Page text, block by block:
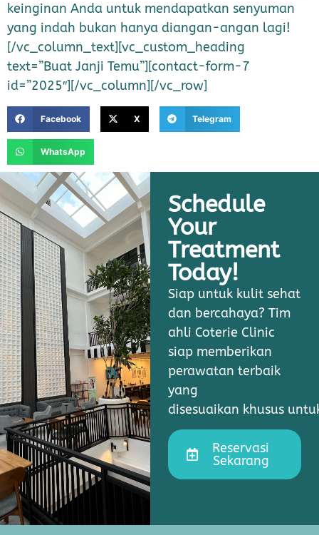
keinginan Anda untuk mendapatkan senyuman
yang indah bukan hanya diangan-angan lagi!
[/vc_column_text][vc_custom_heading
text=”Buat Janji Temu”][contact-form-7
id=”2025″][/vc_column][/vc_row]
Facebook X Telegram
WhatsApp
Schedule
Your
Treatment
Today!
Siap untuk kulit sehat
dan bercahaya? Tim
ahli Coterie Clinic
siap memberikan
perawatan terbaik
yang
disesuaikan khusus
Reservasi
Sekarang